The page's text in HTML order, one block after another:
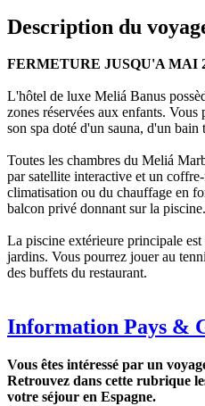
Description du
FERMETURE JUSQU'A MAI
L'hôtel de luxe Meliá Banus
zones réservées aux enfants.
son spa doté d'un sauna, d'un
Toutes les chambres du Meliá
par satellite interactive et un
climatisation ou du chauffage en
balcon privé donnant sur la piscine.
La piscine extérieure principale est
jardins. Vous pourrez jouer au
des buffets du restaurant.
Information Pays &
Vous êtes intéressé par un
Retrouvez dans cette rubrique
votre séjour en Espagne.